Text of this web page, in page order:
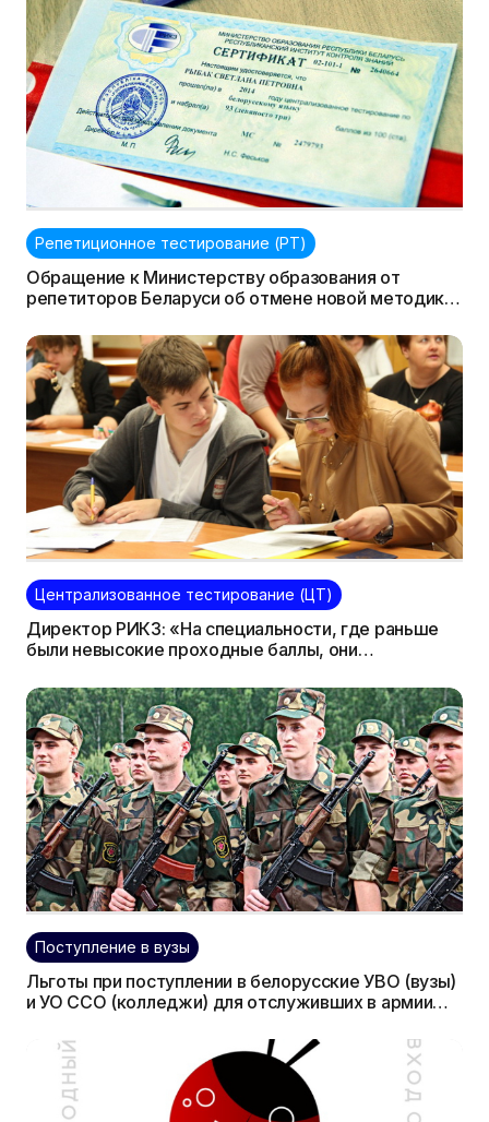
Репетиционное тестирование (РТ)
Обращение к Министерству образования от
репетиторов Беларуси об отмене новой методики
Высказывайтесь!
Централизованное тестирование (ЦТ)
Директор РИКЗ: «На специальности, где раньше
были невысокие проходные баллы, они
вопрос об увеличении минимального порогового
балла»
Поступление в вузы
Льготы при поступлении в белорусские УВО (вузы)
и УО ССО (колледжи) для отслуживших в армии
Правилах приема